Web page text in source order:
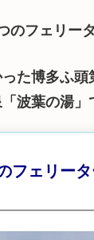
フェリー
た博多ふ頭
波葉の湯」
ェリータ